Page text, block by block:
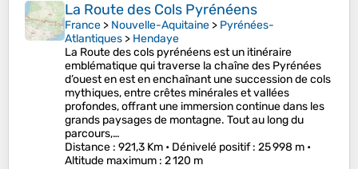
La Route des Cols Pyrénéens
France > Nouvelle-Aquitaine > Pyrénées-
Atlantiques > Hendaye
La Route des cols pyrénéens est un itinéraire
emblématique qui traverse la chaîne des Pyrénées
d’ouest en est en enchaînant une succession de cols
mythiques, entre crêtes minérales et vallées
profondes, offrant une immersion continue dans les
grands paysages de montagne. Tout au long du
parcours,…
Distance : 921,3 Km • Dénivelé positif: 25 998 m •
Altitude maximum : 2 120 m